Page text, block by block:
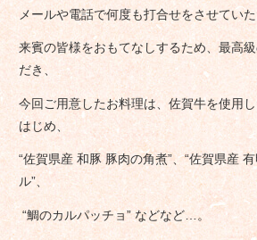
メールや電話で何度も打合せをさせていた
来賓の皆様をおもてなしするため、最高
だき、
今回ご用意したお料理は、佐賀牛を使用
はじめ、
“佐賀県産 和豚 豚肉の角煮”、“佐賀県産
ル”、
“鯛のカルパッチョ” などなど…。